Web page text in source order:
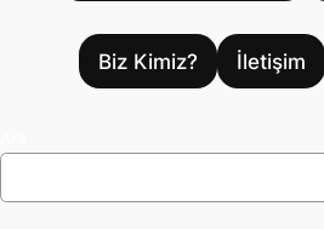
Biz Kimiz?
İletişim